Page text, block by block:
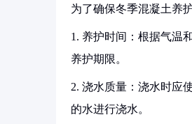
为了确保冬季混凝土养
1. 养护时间：根据气温
养护期限。
2. 浇水质量：浇水时应
的水进行浇水。